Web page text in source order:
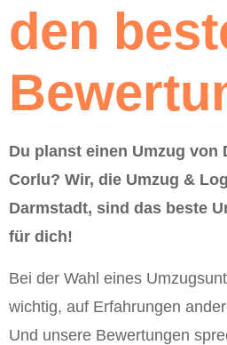
den
Du planst einen Umzug von
Corlu? Wir, die Umzug &
Darmstadt, sind das beste
für dich!
Bei der Wahl eines
wichtig, auf Erfahrungen
Und unsere Bewertungen